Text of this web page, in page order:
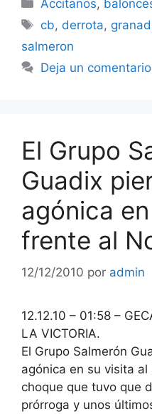
Accitanos,
Etiquetas
cb, derrota,
salmeron
Deja un comentario
El Grupo
Guadix
agónica
frente al
12/12/2010 por admin
12.12.10 – 01:58 –
LA VICTORIA.
El Grupo Salmerón
agónica en su visita
choque que tuvo que
prórroga y unos